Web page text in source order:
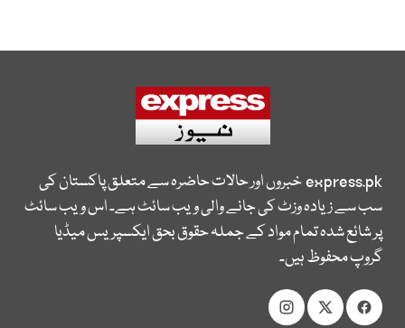
express.pkخبروں اور حالات حاضرہ سے متعلق پاکستان کی
سب سے زیادہ وزٹ کی جانے والی ویب سائٹ ہے۔ اس ویب سائٹ
پر شائع شدہ تمام مواد کے جملہ حقوق بحق ایکسپریس میڈیا
گروپ محفوظ ہیں۔